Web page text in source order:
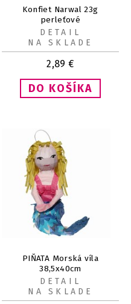
Konfiet Narwal 23g
perleťové
2,89 €
DETAIL
NA SKLADE
PIŇATA Morská víla
38,5x40cm
DETAIL
NA SKLADE